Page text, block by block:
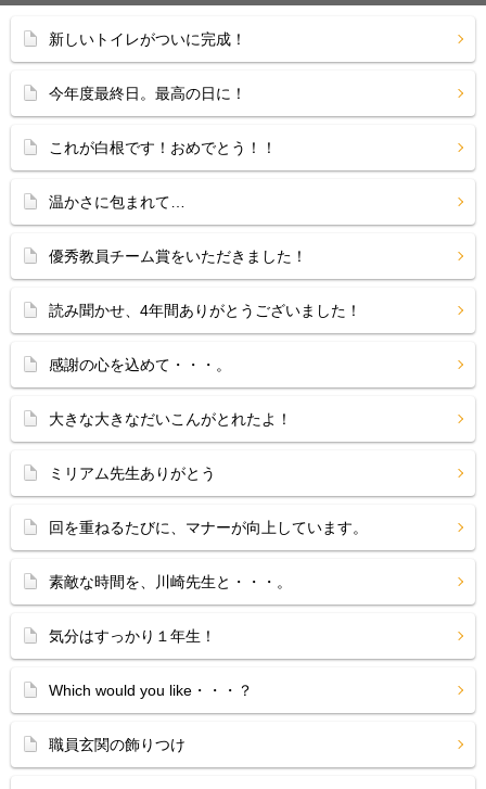
新しいトイレがついに完成！
今年度最終日。最高の日に！
これが白根です！おめでとう！！
温かさに包まれて…
優秀教員チーム賞をいただきました！
読み聞かせ、4年間ありがとうございました！
感謝の心を込めて・・・。
大きな大きなだいこんがとれたよ！
ミリアム先生ありがとう
回を重ねるたびに、マナーが向上しています。
素敵な時間を、川崎先生と・・・。
気分はすっかり１年生！
Which would you like・・・？
職員玄関の飾りつけ